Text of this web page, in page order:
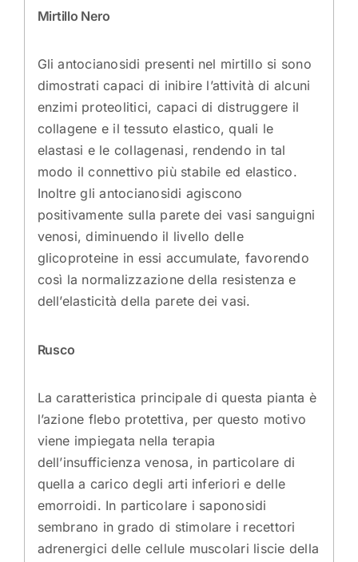
Mirtillo Nero
Gli antocianosidi presenti nel mirtillo si sono
dimostrati capaci di inibire l’attività di alcuni
enzimi proteolitici, capaci di distruggere il
collagene e il tessuto elastico, quali le
elastasi e le collagenasi, rendendo in tal
modo il connettivo più stabile ed elastico.
Inoltre gli antocianosidi agiscono
positivamente sulla parete dei vasi sanguigni
venosi, diminuendo il livello delle
glicoproteine in essi accumulate, favorendo
così la normalizzazione della resistenza e
dell’elasticità della parete dei vasi.
Rusco
La caratteristica principale di questa pianta è
l’azione flebo protettiva, per questo motivo
viene impiegata nella terapia
dell’insufficienza venosa, in particolare di
quella a carico degli arti inferiori e delle
emorroidi. In particolare i saponosidi
sembrano in grado di stimolare i recettori
adrenergici delle cellule muscolari liscie della